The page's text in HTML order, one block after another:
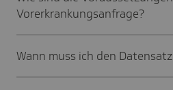
Vorerkrankungsanfrage?
Wann muss ich den